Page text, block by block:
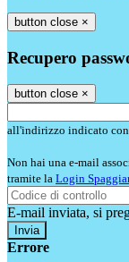
button close ×
Recupero
button close ×
all'indirizzo indicato
Non hai una e-mail
tramite la Login
E-mail inviata, si
Errore